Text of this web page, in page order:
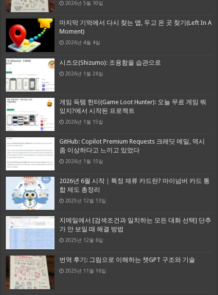
2026년 5월 10일
마지막 기억에서 다시 찾는 앱, 두고 온 곳 찾기(Left In A
Moment)
2026년 4월 4일
시즈모(Shizumo): 조용함을 습관으로
2026년 1월 26일
게임 득템 헌터(Game Loot Hunter): 오늘 무료 게임 뭐
있지?에서 시작된 프로젝트
2026년 1월 15일
GitHub: Copilot Premium Requests 크레딧 메일, 역시
좀 이상하다고 느끼고 있었다
2026년 1월 15일
2026년 6월 시작｜특정 재류 카드란? 마이넘버 카드 통
합 제도 총정리
2025년 12월 13일
지메일에서 [검색조건과 일치하는 모든 대화 선택] 단추
가 안 보일 때 해결 방법
2025년 12월 6일
번역 후기: 그림으로 이해하는 챗GPT 구조와 기술
2025년 11월 16일